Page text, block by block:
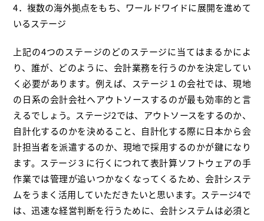
4．複数の海外拠点をもち、ワールドワイドに展開を進めて
いるステージ
上記の4つのステージのどのステージに当てはまるかによ
り、誰が、どのように、会計業務を行うのかを決定してい
く必要があります。例えば、ステージ１の会社では、現地
の日系の会計会社へアウトソースするのが最も効率的と言
えるでしょう。ステージ2では、アウトソースをするのか、
自計化するのかを決めること、自計化する際に日本から会
計担当者を派遣するのか、現地で採用するのかが鍵になり
ます。ステージ３に行くにつれて表計算ソフトウェアの手
作業では管理が追いつかなくなってくるため、会計システ
ムをうまく活用していただきたいと思います。ステージ4で
は、迅速な経営判断を行うために、会計システムは必須と